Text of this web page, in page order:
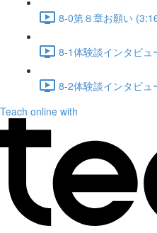
8-0第８章お願い
8-1体験談インタビ
8-2体験談インタビ
Teach online with